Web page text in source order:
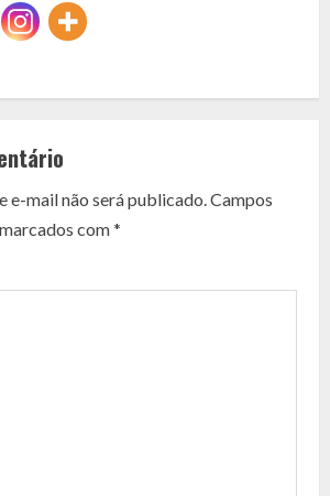
e-mail não será publicado. Campos
com*